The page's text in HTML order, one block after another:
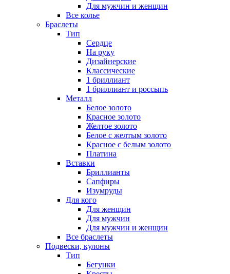
Для мужчин и женщин
Все колье
Браслеты
Тип
Сердце
На руку
Дизайнерские
Классические
1 бриллиант
1 бриллиант и россыпь
Металл
Белое золото
Красное золото
Желтое золото
Белое с желтым золото
Красное с белым золото
Платина
Вставки
Бриллианты
Сапфиры
Изумруды
Для кого
Для женщин
Для мужчин
Для мужчин и женщин
Все браслеты
Подвески, кулоны
Тип
Бегунки